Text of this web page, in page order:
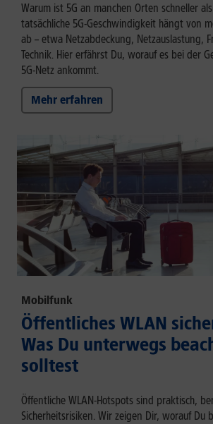
Warum ist 5G an manchen Orten schneller
tatsächliche 5G-Geschwindigkeit hängt von
ab – etwa Netzabdeckung, Netzauslastung,
Technik. Hier erfährst Du, worauf es bei der
5G-Netz ankommt.
Mehr erfahren
Mobilfunk
Öffentliches WLAN
Was Du unterwegs
solltest
Öffentliche WLAN-Hotspots sind praktisch,
Sicherheitsrisiken. Wir zeigen Dir, worauf Du